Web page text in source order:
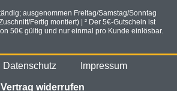
ausgenommen Freitag/Samstag/Sonntag
Fertig montiert) | ² Der 5€-Gutschein ist
50€ gültig und nur einmal pro Kunde einlösbar.
Datenschutz Impressum
Vertrag widerrufen